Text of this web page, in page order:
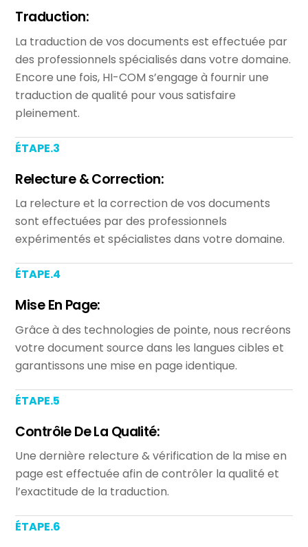
Traduction:
La traduction de vos documents est effectuée par
des professionnels spécialisés dans votre domaine.
Encore une fois, HI-COM s’engage à fournir une
traduction de qualité pour vous satisfaire
pleinement.
ÉTAPE.3
Relecture & Correction:
La relecture et la correction de vos documents
sont effectuées par des professionnels
expérimentés et spécialistes dans votre domaine.
ÉTAPE.4
Mise En Page:
Grâce à des technologies de pointe, nous recréons
votre document source dans les langues cibles et
garantissons une mise en page identique.
ÉTAPE.5
Contrôle De La Qualité:
Une dernière relecture & vérification de la mise en
page est effectuée afin de contrôler la qualité et
l’exactitude de la traduction.
ÉTAPE.6